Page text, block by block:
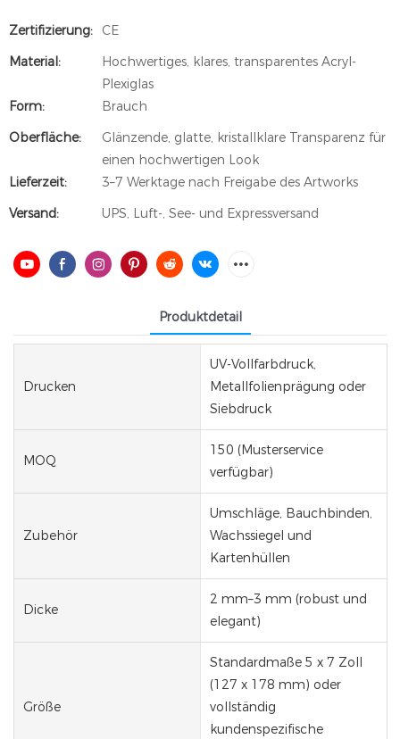
Zertifizierung:
CE
Material:
Hochwertiges, klares, transparentes Acryl-
Plexiglas
Form:
Brauch
Oberfläche:
Glänzende, glatte, kristallklare Transparenz für
einen hochwertigen Look
Lieferzeit:
3–7 Werktage nach Freigabe des Artworks
Versand:
UPS, Luft-, See- und Expressversand
Produktdetail
Drucken
UV-Vollfarbdruck,
Metallfolienprägung oder
Siebdruck
MOQ
150 (Musterservice
verfügbar)
Zubehör
Umschläge, Bauchbinden,
Wachssiegel und
Kartenhüllen
Dicke
2 mm–3 mm (robust und
elegant)
Größe
Standardmaße 5 x 7 Zoll
(127 x 178 mm) oder
vollständig
kundenspezifische